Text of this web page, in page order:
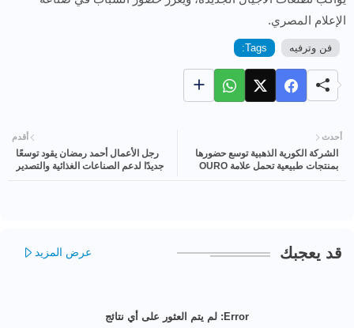
الإعلام المصري.
Tags: فن وترفيه
أحدث
الشركة الكورية الذهبية توسع حضورها
بمنتجات طبيعية تحمل علامة OURO
أقدم
رجل الأعمال أحمد رمضان يقود توسعًا
جديدًا لدعم الصناعات الغذائية والتصدير
قد يعجبك عرض المزيد
Error: لم يتم العثور على أي نتائج